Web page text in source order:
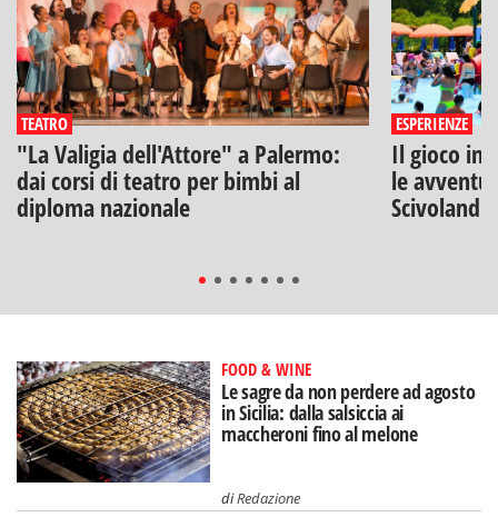
TEATRO
"La Valigia dell'Attore" a Palermo:
dai corsi di teatro per bimbi al
diploma nazionale
ESPERIENZE
Il gioco
le
Scivolandia
FOOD & WINE
Le sagre da non perdere ad agosto
in Sicilia: dalla salsiccia ai
maccheroni fino al melone
diRedazione